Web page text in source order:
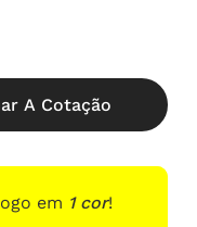
A Cotação
em 1 cor!